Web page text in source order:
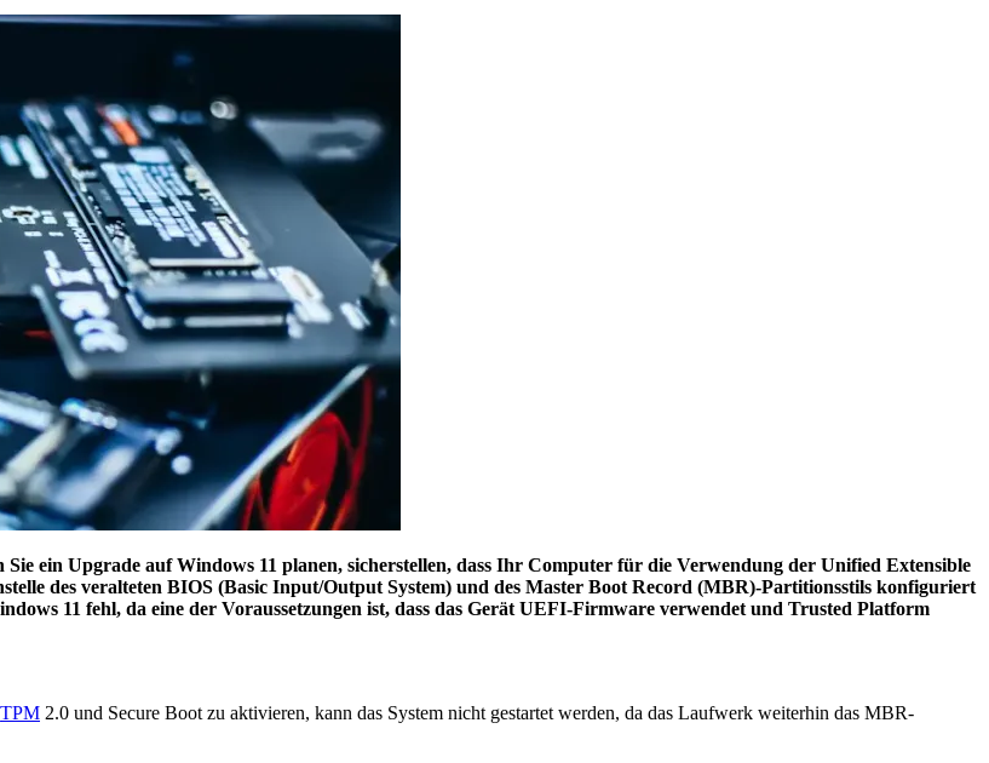
ein Upgrade auf Windows 11 planen, sicherstellen, dass Ihr Computer für die Verwendung der Unified Extensible
des veralteten BIOS (Basic Input/Output System) und des Master Boot Record (MBR)-Partitionsstils konfiguriert
11 fehl, da eine der Voraussetzungen ist, dass das Gerät UEFI-Firmware verwendet und Trusted Platform
TPM 2.0 und Secure Boot zu aktivieren, kann das System nicht gestartet werden, da das Laufwerk weiterhin das MBR-